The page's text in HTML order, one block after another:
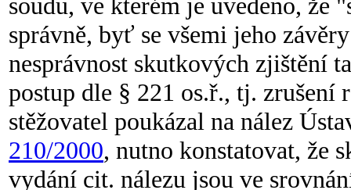
správně, byť se všemi jeho
nesprávnost skutkových zjištění
postup dle § 221 os.ř., tj. zrušení
stěžovatel poukázal na nález
210/2000, nutno konstatovat, že
vydání cit. nálezu jsou ve